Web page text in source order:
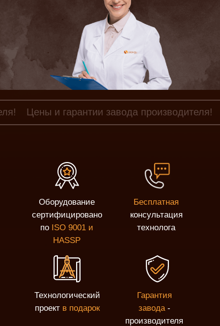
Цены и гарантии завода производителя!
Оборудование
сертифицировано
по ISO 9001 и
HASSP
Бесплатная
консультация
технолога
Технологический
проект в подарок
Гарантия
завода-
производителя